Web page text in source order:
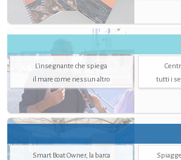
L'insegnante che spiega
il mare come nessun altro
tutti i
Smart Boat Owner, la barca